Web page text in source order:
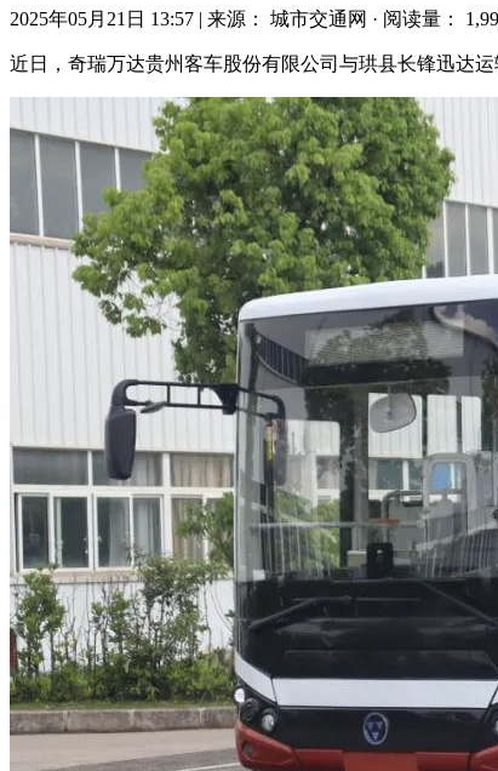
2025年05月21日 13:57 | 来源： 城市交通网 · 阅读量：
近日，奇瑞万达贵州客车股份有限公司与珙县长锋迅达